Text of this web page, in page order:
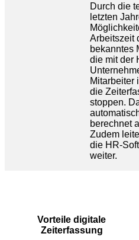
Durch die
letzten
Arbeitszeit
bekanntes
die mit der
Mitarbeiter
die
stoppen.
berechnet
Zudem
die HR-
weiter.
Vorteile digitale
Zeiterfassung